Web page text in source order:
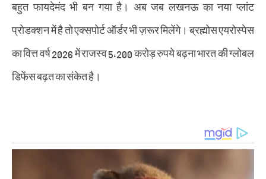
बहुत फायदेमंद भी बन गया है। अब जब लखनऊ का नया प्लांट
प्रोडक्शन में है तो एक्सपोर्ट ऑर्डर भी ज़रूर मिलेंगे। ब्रह्मोस एयरोस्पेस
का वित्त वर्ष 2026 में राजस्व 5,200 करोड़ रुपये बढ़ना भारत की ग्लोबल
डिफेंस बढ़त का संकेत है।